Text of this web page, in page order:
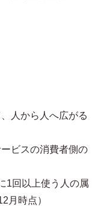
人から人へ広がる
ビスの消費者側の
1回以上使う人の属
月時点）